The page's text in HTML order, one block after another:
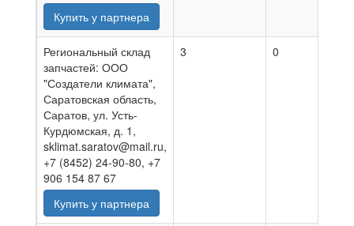
Купить у партнера
Региональный склад
запчастей: ООО
"Создатели климата",
Саратовская область,
Саратов, ул. Усть-
Курдюмская, д. 1,
sklimat.saratov@mail.ru,
+7 (8452) 24-90-80, +7
906 154 87 67
Купить у партнера
3 0